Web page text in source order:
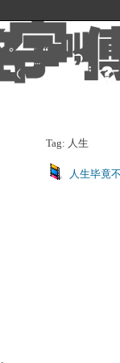
Tag: 人生
人生毕竟